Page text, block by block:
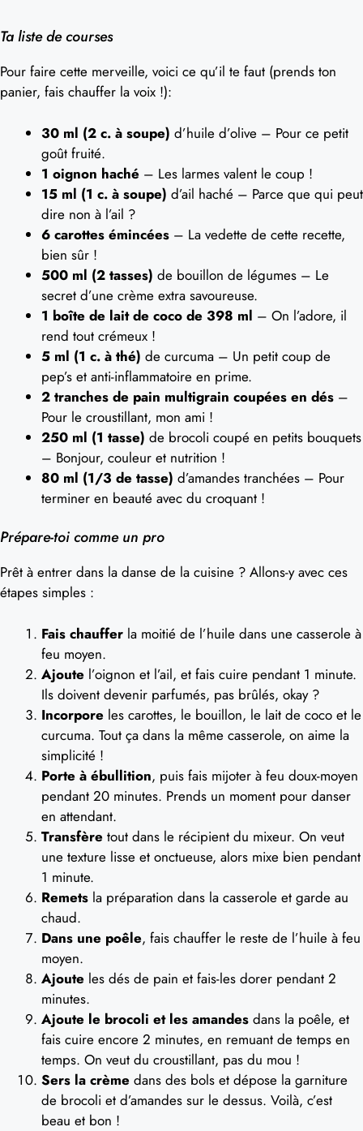
Ta liste de courses
Pour faire cette merveille, voici ce qu’il te faut (prends ton
panier, fais chauffer la voix !):
30 ml (2 c. à soupe) d’huile d’olive – Pour ce petit
goût fruité.
1 oignon haché – Les larmes valent le coup !
15 ml (1 c. à soupe) d’ail haché – Parce que qui peut
dire non à l’ail ?
6 carottes émincées – La vedette de cette recette,
bien sûr !
500 ml (2 tasses) de bouillon de légumes – Le
secret d’une crème extra savoureuse.
1 boîte de lait de coco de 398 ml – On l’adore, il
rend tout crémeux !
5 ml (1 c. à thé) de curcuma – Un petit coup de
pep’s et anti-inflammatoire en prime.
2 tranches de pain multigrain coupées en dés –
Pour le croustillant, mon ami !
250 ml (1 tasse) de brocoli coupé en petits bouquets
– Bonjour, couleur et nutrition !
80 ml (1/3 de tasse) d’amandes tranchées – Pour
terminer en beauté avec du croquant !
Prépare-toi comme un pro
Prêt à entrer dans la danse de la cuisine ? Allons-y avec ces
étapes simples :
Fais chauffer la moitié de l’huile dans une casserole à
feu moyen.
Ajoute l’oignon et l’ail, et fais cuire pendant 1 minute.
Ils doivent devenir parfumés, pas brûlés, okay ?
Incorpore les carottes, le bouillon, le lait de coco et le
curcuma. Tout ça dans la même casserole, on aime la
simplicité !
Porte à ébullition, puis fais mijoter à feu doux-moyen
pendant 20 minutes. Prends un moment pour danser
en attendant.
Transfère tout dans le récipient du mixeur. On veut
une texture lisse et onctueuse, alors mixe bien pendant
1 minute.
Remets la préparation dans la casserole et garde au
chaud.
Dans une poêle, fais chauffer le reste de l’huile à feu
moyen.
Ajoute les dés de pain et fais-les dorer pendant 2
minutes.
Ajoute le brocoli et les amandes dans la poêle, et
fais cuire encore 2 minutes, en remuant de temps en
temps. On veut du croustillant, pas du mou !
Sers la crème dans des bols et dépose la garniture
de brocoli et d’amandes sur le dessus. Voilà, c’est
beau et bon !